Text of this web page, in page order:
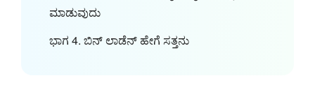
ಮಾಡುವುದು
ಭಾಗ 4. ಬಿನ್ ಲಾಡೆನ್ ಹೇಗೆ ಸತ್ತನು